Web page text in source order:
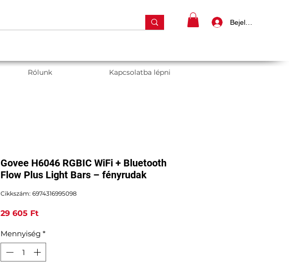
Bejelentkezés
Rólunk Kapcsolatba lépni
Govee H6046 RGBIC WiFi + Bluetooth
Flow Plus Light Bars – fényrudak
Cikkszám: 6974316995098
29 605 FtÁr
Mennyiség *